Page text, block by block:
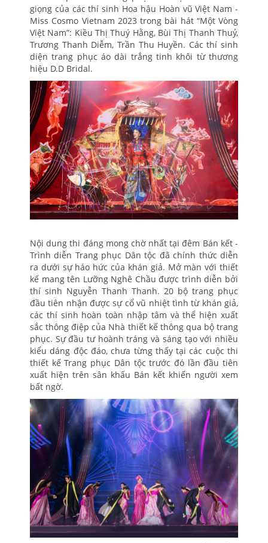
giọng của các thí sinh Hoa hậu Hoàn vũ Việt Nam -
Miss Cosmo Vietnam 2023 trong bài hát “Một Vòng
Việt Nam”: Kiều Thị Thuý Hằng, Bùi Thị Thanh Thuỷ,
Trương Thanh Diễm, Trần Thu Huyền. Các thí sinh
diện trang phục áo dài trắng tinh khôi từ thương
hiệu D.D Bridal.
Nội dung thi đáng mong chờ nhất tại đêm Bán kết -
Trình diễn Trang phục Dân tộc đã chính thức diễn
ra dưới sự háo hức của khán giả. Mở màn với thiết
kế mang tên Lưỡng Nghê Chầu được trình diễn bởi
thí sinh Nguyễn Thanh Thanh. 20 bộ trang phục
đầu tiên nhận được sự cổ vũ nhiệt tình từ khán giả,
các thí sinh hoàn toàn nhập tâm và thể hiện xuất
sắc thông điệp của Nhà thiết kế thông qua bộ trang
phục. Sự đầu tư hoành tráng và sáng tạo với nhiều
kiểu dáng độc đáo, chưa từng thấy tại các cuộc thi
thiết kế Trang phục Dân tộc trước đó lần đầu tiên
xuất hiện trên sân khấu Bán kết khiến người xem
bất ngờ.